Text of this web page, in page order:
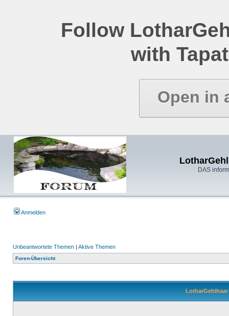
Follow
with
Open in
DAS
Anmelden
Unbeantwortete Themen | Aktive Themen
Foren-Übersicht